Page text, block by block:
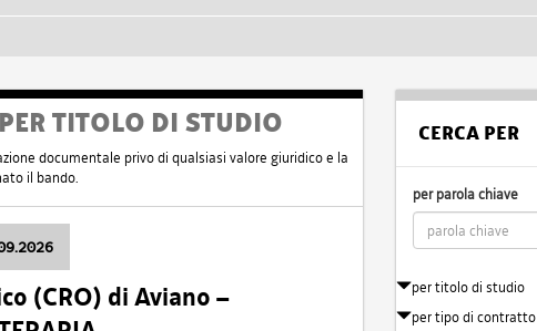
TITOLO DI STUDIO
documentale privo di qualsiasi valore giuridico e la
il bando.
(CRO) di Aviano –
CERCA PER
per parola chiave
per titolo di studio
per tipo di contratto